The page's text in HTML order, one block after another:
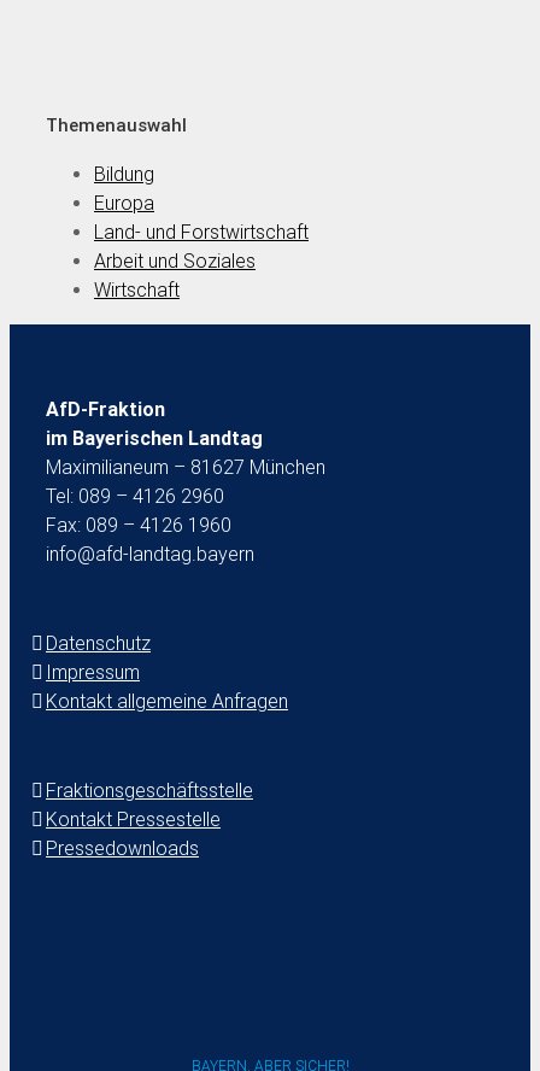
Themenauswahl
Bildung
Europa
Land- und Forstwirtschaft
Arbeit und Soziales
Wirtschaft
AfD-Fraktion
im Bayerischen Landtag
Maximilianeum – 81627 München
Tel: 089 – 4126 2960
Fax: 089 – 4126 1960
info@afd-landtag.bayern
Datenschutz
Impressum
Kontakt allgemeine Anfragen
Fraktionsgeschäftsstelle
Kontakt Pressestelle
Pressedownloads
BAYERN. ABER SICHER!